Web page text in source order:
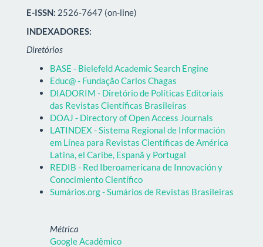
E-ISSN: 2526-7647 (on-line)
INDEXADORES:
Diretórios
BASE - Bielefeld Academic Search Engine
Educ@ - Fundação Carlos Chagas
DIADORIM - Diretório de Políticas Editoriais
das Revistas Científicas Brasileiras
DOAJ - Directory of Open Access Journals
LATINDEX - Sistema Regional de Información
em Línea para Revistas Científicas de América
Latina, el Caribe, Espanã y Portugal
REDIB - Red Iberoamericana de Innovación y
Conocimiento Científico
Sumários.org - Sumários de Revistas Brasileiras
Métrica
Google Acadêmico